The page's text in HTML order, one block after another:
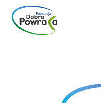
Nagłówek